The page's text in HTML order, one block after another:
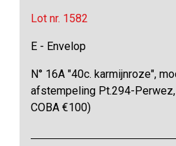
Lot nr. 1582
E - Envelop
N° 16A "40c. karmijnroze",
afstempeling Pt.294-
COBA €100)